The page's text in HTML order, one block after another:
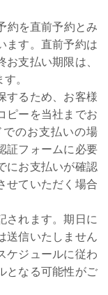
約を直前予約とみ
ます。直前予約は
支払い期限は、
。
するため、お客様
ピーを当社までお
のお支払いの場
証フォームに必要
にお支払いが確認
せていただく場合
されます。期日に
送信いたしません
ケジュールに従わ
となる可能性がご